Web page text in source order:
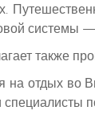
системы
также
на отдых во